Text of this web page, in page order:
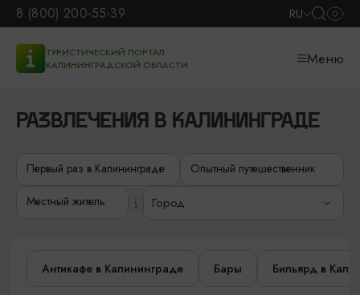
8 (800) 200-55-39 RU
ТУРИСТИЧЕСКИЙ ПОРТАЛ
КАЛИНИНГРАДСКОЙ ОБЛАСТИ
Меню
РАЗВЛЕЧЕНИЯ В КАЛИНИНГРАДЕ
Первый раз в Калининграде Опытный путешественник
Местный житель Город
Антикафе в Калининграде Бары Бильярд в